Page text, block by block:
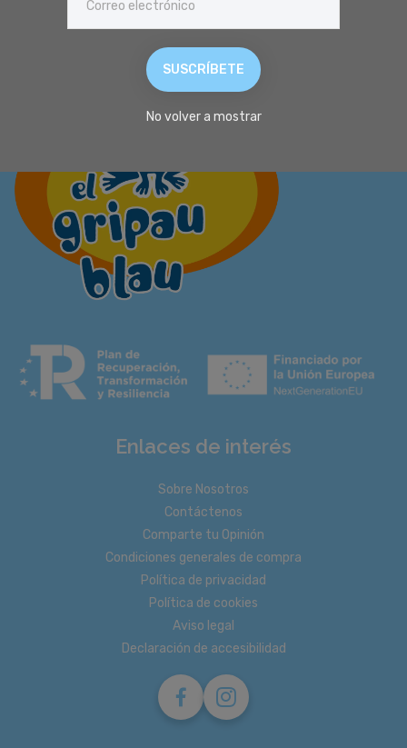
SUSCRÍBETE
No volver a mostrar
Enlaces de interés
Sobre Nosotros
Contáctenos
Comparte tu Opinión
Condiciones generales de compra
Política de privacidad
Política de cookies
Aviso legal
Declaración de accesibilidad